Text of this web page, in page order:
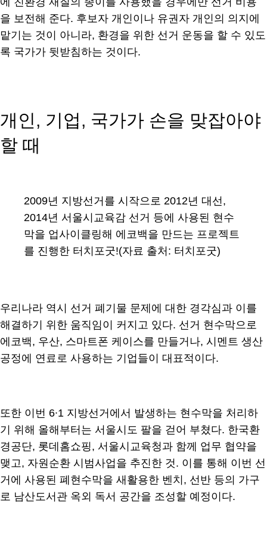
을 보전해 준다. 후보자 개인이나 유권자 개인의 의지에
맡기는 것이 아니라, 환경을 위한 선거 운동을 할 수 있도
록 국가가 뒷받침하는 것이다.
개인, 기업, 국가가 손을 맞잡아야
할 때
2009년 지방선거를 시작으로 2012년 대선,
2014년 서울시교육감 선거 등에 사용된 현수
막을 업사이클링해 에코백을 만드는 프로젝트
를 진행한 터치포굿!(자료 출처: 터치포굿)
우리나라 역시 선거 폐기물 문제에 대한 경각심과 이를
해결하기 위한 움직임이 커지고 있다. 선거 현수막으로
에코백, 우산, 스마트폰 케이스를 만들거나, 시멘트 생산
공정에 연료로 사용하는 기업들이 대표적이다.
또한 이번 6∙1 지방선거에서 발생하는 현수막을 처리하
기 위해 올해부터는 서울시도 팔을 걷어 부쳤다. 한국환
경공단, 롯데홈쇼핑, 서울시교육청과 함께 업무 협약을
맺고, 자원순환 시범사업을 추진한 것. 이를 통해 이번 선
거에 사용된 폐현수막을 새활용한 벤치, 선반 등의 가구
로 남산도서관 옥외 독서 공간을 조성할 예정이다.